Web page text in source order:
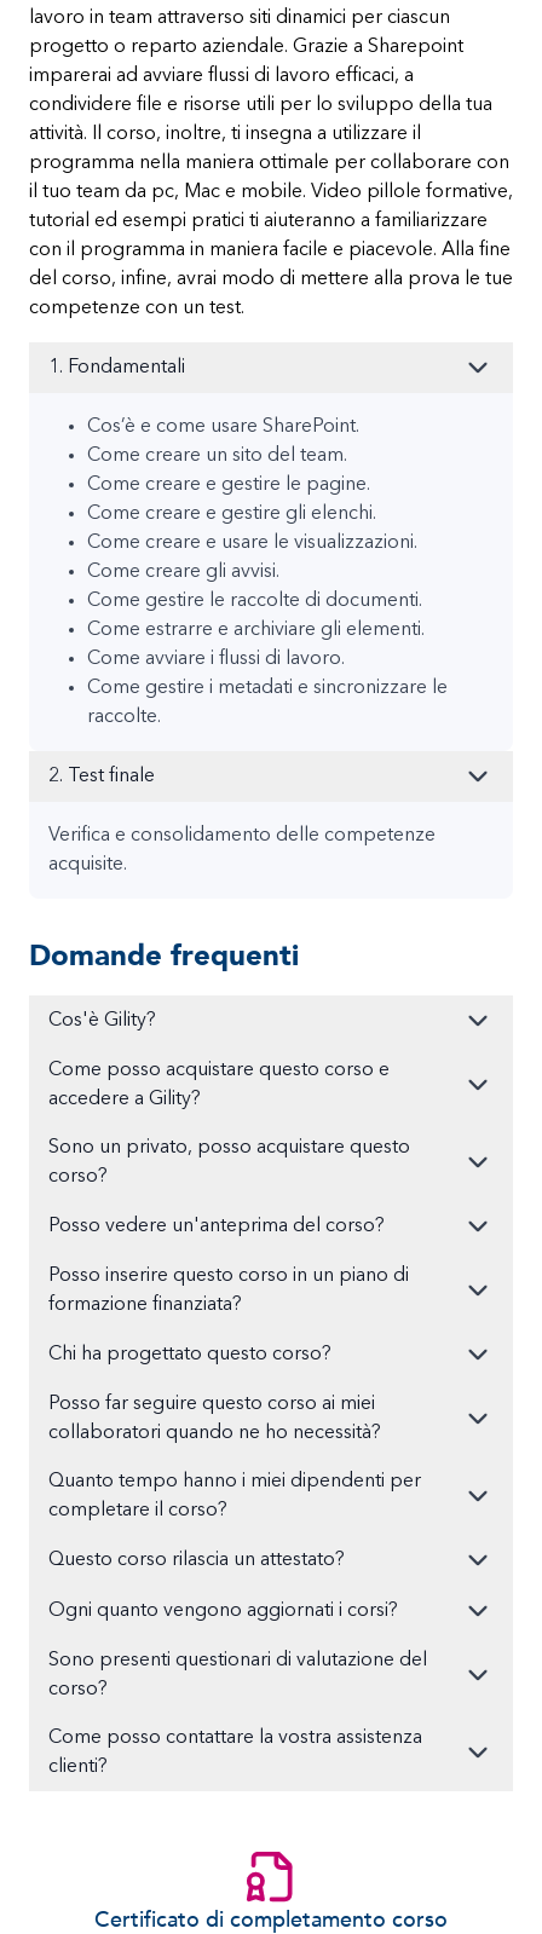
lavoro in team attraverso siti dinamici per ciascun
progetto o reparto aziendale. Grazie a Sharepoint
imparerai ad avviare flussi di lavoro efficaci, a
condividere file e risorse utili per lo sviluppo della tua
attività. Il corso, inoltre, ti insegna a utilizzare il
programma nella maniera ottimale per collaborare con
il tuo team da pc, Mac e mobile. Video pillole formative,
tutorial ed esempi pratici ti aiuteranno a familiarizzare
con il programma in maniera facile e piacevole. Alla fine
del corso, infine, avrai modo di mettere alla prova le tue
competenze con un test.
1. Fondamentali
Cos’è e come usare SharePoint.
Come creare un sito del team.
Come creare e gestire le pagine.
Come creare e gestire gli elenchi.
Come creare e usare le visualizzazioni.
Come creare gli avvisi.
Come gestire le raccolte di documenti.
Come estrarre e archiviare gli elementi.
Come avviare i flussi di lavoro.
Come gestire i metadati e sincronizzare le
raccolte.
2. Test finale
Verifica e consolidamento delle competenze
acquisite.
Domande frequenti
Cos'è Gility?
Come posso acquistare questo corso e
accedere a Gility?
Sono un privato, posso acquistare questo
corso?
Posso vedere un'anteprima del corso?
Posso inserire questo corso in un piano di
formazione finanziata?
Chi ha progettato questo corso?
Posso far seguire questo corso ai miei
collaboratori quando ne ho necessità?
Quanto tempo hanno i miei dipendenti per
completare il corso?
Questo corso rilascia un attestato?
Ogni quanto vengono aggiornati i corsi?
Sono presenti questionari di valutazione del
corso?
Come posso contattare la vostra assistenza
clienti?
Certificato di completamento corso